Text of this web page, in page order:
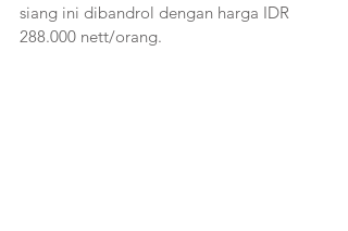
siang ini dibandrol dengan harga IDR
288.000 nett/orang.